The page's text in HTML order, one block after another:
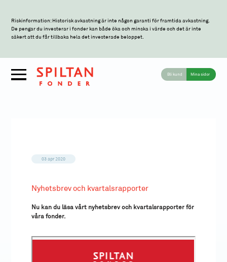
Riskinformation: Historisk avkastning är inte någon garanti för framtida avkastning.
De pengar du investerar i fonder kan både öka och minska i värde och det är inte
säkert att du får tillbaka hela det investerade beloppet.
Bli kund Mina sidor
03 apr 2020
Nyhetsbrev och kvartalsrapporter
Nu kan du läsa vårt nyhetsbrev och kvartalsrapporter för
våra fonder.